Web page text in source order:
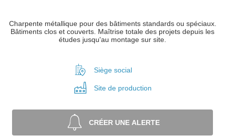
Charpente métallique pour des bâtiments standards ou spéciaux.
Bâtiments clos et couverts. Maîtrise totale des projets depuis les
études jusqu'au montage sur site.
Siège social
Site de production
CRÉER UNE ALERTE